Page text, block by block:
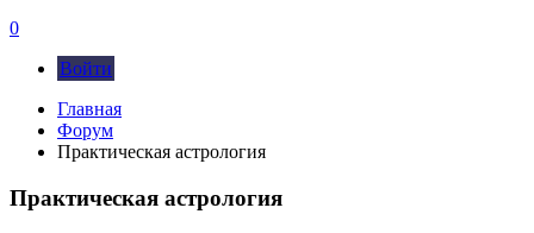
0
Войти
Главная
Форум
Практическая астрология
Практическая астрология